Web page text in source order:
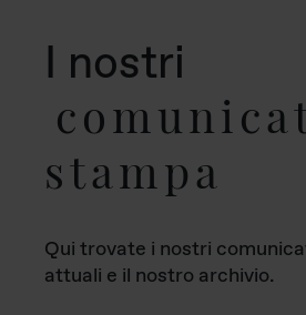
I nostri
stampa
Qui trovate i nostri
attuali e il nostro archivio.